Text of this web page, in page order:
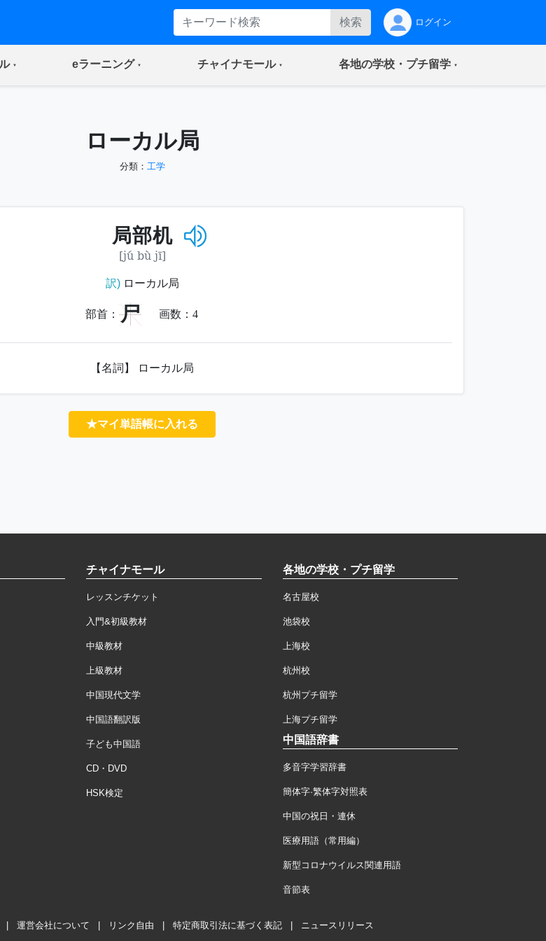
検索 ログイン
(current) eラーニング(current) チャイナモール(current) 各地の学校・プチ留学(current)
ローカル局
分類： 工学
局部机
[jú bù jī]
訳)ローカル局
部首： 尸 画数： 4
【名詞】 ローカル局
★マイ単語帳に入れる
チャイナモール
レッスンチケット
入門&初級教材
中級教材
上級教材
中国現代文学
中国語翻訳版
子ども中国語
CD・DVD
HSK検定
各地の学校・プチ留学
名古屋校
池袋校
上海校
杭州校
杭州プチ留学
上海プチ留学
中国語辞書
多音字学習辞書
簡体字·繁体字対照表
中国の祝日・連休
医療用語（常用編）
新型コロナウイルス関連用語
音節表
運営会社について リンク自由 特定商取引法に基づく表記 ニュースリリース